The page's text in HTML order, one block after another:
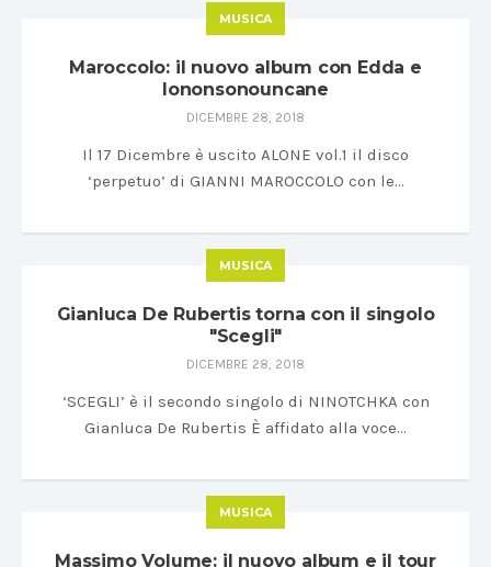
MUSICA
Maroccolo: il nuovo album con Edda e
Iononsonouncane
DICEMBRE 28, 2018
Il 17 Dicembre è uscito ALONE vol.1 il disco
‘perpetuo’ di GIANNI MAROCCOLO con le…
MUSICA
Gianluca De Rubertis torna con il singolo
"Scegli"
DICEMBRE 28, 2018
‘SCEGLI’ è il secondo singolo di NINOTCHKA con
Gianluca De Rubertis È affidato alla voce…
MUSICA
Massimo Volume: il nuovo album e il tour